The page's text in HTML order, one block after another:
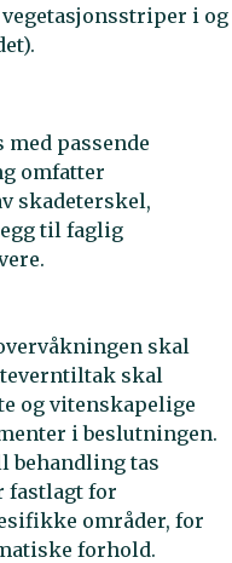
i og
passende
omfatter
skadeterskel,
til faglig
skal
skal
og vitenskapelige
i beslutningen.
behandling tas
fastlagt for
områder, for
forhold.